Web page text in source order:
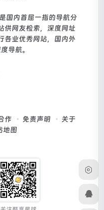
国内首屈一指的导航分
供网友检索，深度网址
各业优秀网站，国内外
导航。
作 免责声明
关于
地图